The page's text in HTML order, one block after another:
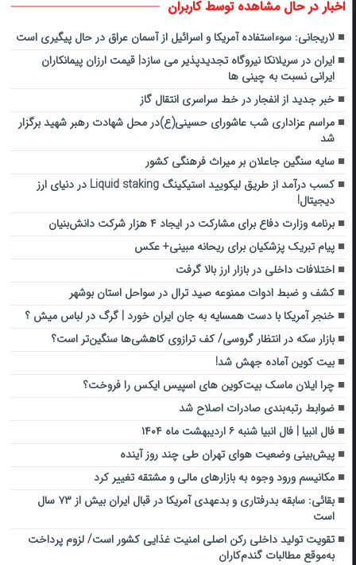
اخبار در حال مشاهده توسط کاربران
لاریجانی: سوءاستفاده آمریکا و اسرائیل از آسمان عراق در حال پیگیری است
ایران در سریلانکا نیروگاه تجدیدپذیر می سازد| قیمت ارزان پیمانکاران
ایرانی نسبت به چینی ها
خبر جدید از انفجار در خط سراسری انتقال گاز
مراسم عزاداری شب عاشورای حسینی(ع)در محل شهادت رهبر شهید برگزار
شد
سایه سنگین جاعلان بر میراث فرهنگی کشور
کسب درآمد از طریق لیکویید استیکینگ Liquid staking در دنیای ارز
دیجیتال!
برنامه وزارت دفاع برای مشارکت در ایجاد ۴ هزار شرکت دانش‌بنیان
پیام تبریک پزشکیان برای ریحانه مبینی+ عکس
اختلافات داخلی در بازار ارز بالا گرفت
کشف و ضبط ادوات ممنوعه صید ترال در سواحل استان بوشهر
خنجر آمریکا با دست همسایه به جان ایران خورد | گرگ در لباس میش ؟
بازار سکه در انتظار گروسی/ کف ترازوی کاهشی‌ها سنگین‌تر است؟
بیت کوین آماده جهش شد!
چرا ایلان ماسک بیت‌کوین های اسپیس ایکس را فروخت؟
ضوابط رتبه‌بندی صادرات اصلاح شد
فال انبیا | فال انبیا شنبه ۶ اردیبهشت ماه ۱۴۰۴
پیش‌بینی وضعیت هوای تهران طی چند روز آینده
مکانیسم ورود وجوه به بازارهای مالی و مشتقه تغییر کرد
بقائی: سابقه بدرفتاری و بدعهدی آمریکا در قبال ایران بیش از ۷۳ سال
است
تقویت تولید داخلی رکن اصلی امنیت غذایی کشور است/ لزوم پرداخت
به‌موقع مطالبات گندم‌کاران